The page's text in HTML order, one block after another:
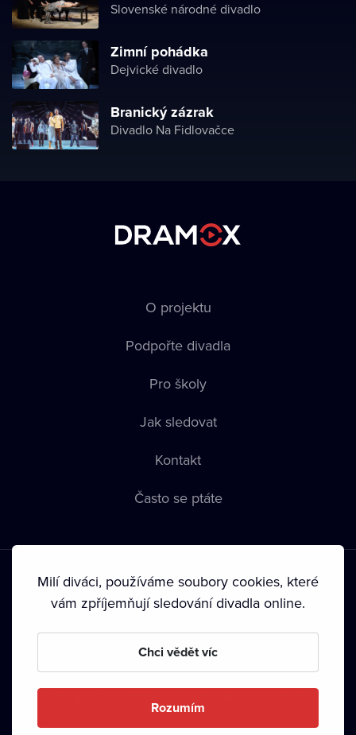
Slovenské národné divadlo
Zimní pohádka
Dejvické divadlo
Branický zázrak
Divadlo Na Fidlovačce
O projektu
Podpořte divadla
Pro školy
Jak sledovat
Kontakt
Často se ptáte
Podmínky používání • Ochrana soukromí • Zásady používání
• Autorská práva•
Milí diváci, používáme soubory cookies, které
vám zpříjemňují sledování divadla online.
Chci vědět víc
Rozumím